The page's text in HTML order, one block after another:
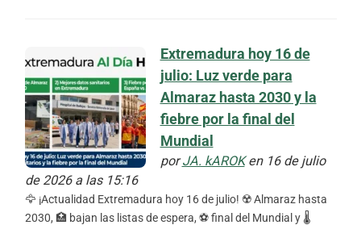
Extremadura hoy 16 de
julio: Luz verde para
Almaraz hasta 2030 y la
fiebre por la final del
Mundial
porJA. kAROKen 16 de julio
de 2026 a las 15:16
🦅 ¡Actualidad Extremadura hoy 16 de julio! ☢️ Almaraz hasta
2030, 🏥 bajan las listas de espera, ⚽ final del Mundial y 🌡️